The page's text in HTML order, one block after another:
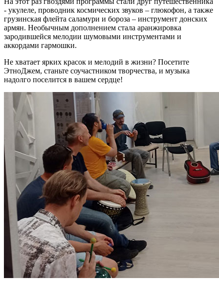
- укулеле, проводник космических звуков – глюкофон, а также
грузинская флейта саламури и бороза – инструмент донских
армян. Необычным дополнением стала аранжировка
зародившейся мелодии шумовыми инструментами и
аккордами гармошки.
Не хватает ярких красок и мелодий в жизни? Посетите
ЭтноДжем, станьте соучастником творчества, и музыка
надолго поселится в вашем сердце!